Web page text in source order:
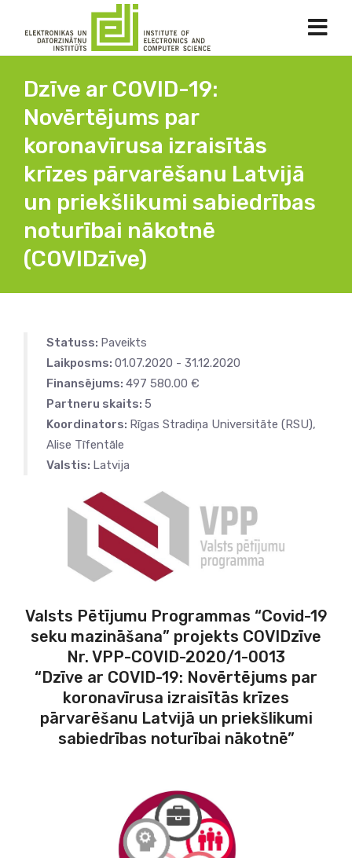
Dzīve ar COVID-19:
Novērtējums par
koronavīrusa izraisītās
krīzes pārvarēšanu Latvijā
un priekšlikumi sabiedrības
noturībai nākotnē
(COVIDzīve)
Statuss: Paveikts
Laikposms: 01.07.2020 - 31.12.2020
Finansējums: 497 580.00 €
Partneru skaits: 5
Koordinators: Rīgas Stradiņa Universitāte (RSU),
Alise Tīfentāle
Valstis: Latvija
Valsts Pētījumu Programmas “Covid-19
seku mazināšana” projekts COVIDzīve
Nr. VPP-COVID-2020/1-0013
“Dzīve ar COVID-19: Novērtējums par
koronavīrusa izraisītās krīzes
pārvarēšanu Latvijā un priekšlikumi
sabiedrības noturībai nākotnē”